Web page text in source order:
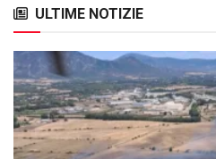
ULTIME NOTIZIE